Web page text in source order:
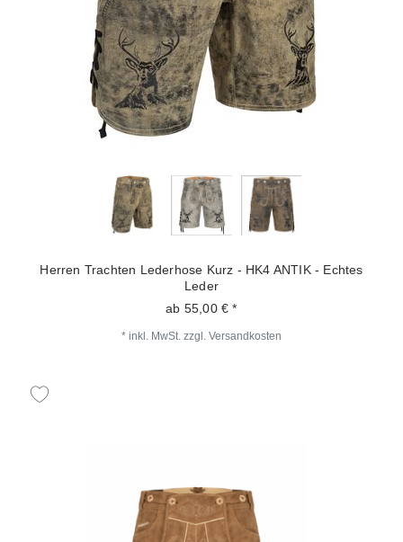
Herren Trachten Lederhose Kurz - HK4 ANTIK - Echtes
Leder
ab 55,00 € *
* inkl. MwSt. zzgl. Versandkosten